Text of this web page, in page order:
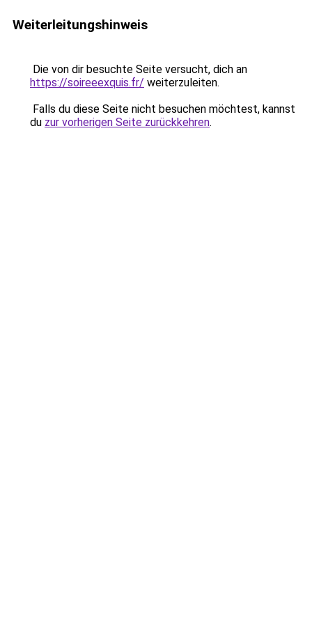
Weiterleitungshinweis
Die von dir besuchte Seite versucht, dich an
https://soireeexquis.fr/ weiterzuleiten.
Falls du diese Seite nicht besuchen möchtest, kannst
du zur vorherigen Seite zurückkehren.